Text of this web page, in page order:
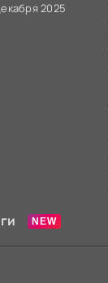
2025